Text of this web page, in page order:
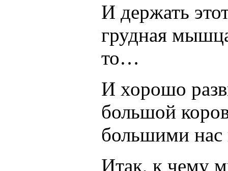
И держать
грудная
то…
И хорошо
большой
большими нас
Итак, к чему